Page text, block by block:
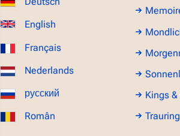
English
Français
Nederlands
русский
Român
Kings